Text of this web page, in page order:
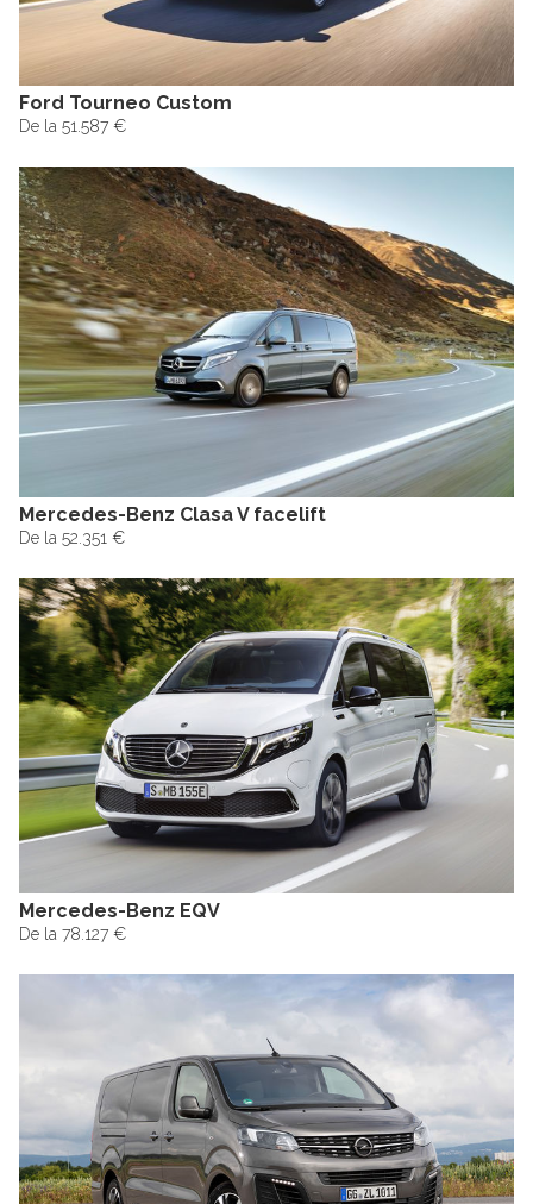
Ford Tourneo Custom
De la 51.587 €
Mercedes-Benz Clasa V facelift
De la 52.351 €
Mercedes-Benz EQV
De la 78.127 €